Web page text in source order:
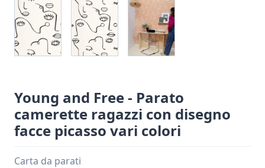
Young and Free - Parato
camerette ragazzi con disegno
facce picasso vari colori
Carta da parati